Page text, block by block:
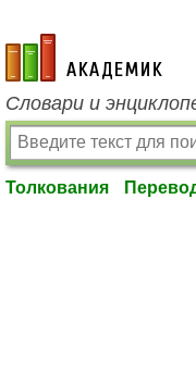
academic.ru
Словари и
Толкования